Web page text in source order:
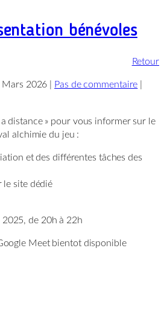
bénévoles
Retour
2026 | Pas de commentaire
distance » pour vous informer sur le
alchimie du jeu :
et des différentes tâches des
le site dédié
de 20h à 22h
Meet bientot disponible